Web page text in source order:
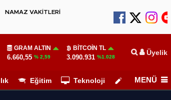
NAMAZ VAKİTLERİ
GRAM ALTIN
6.660,55 % 2,59
BITCOIN TL
3.090.931 %1.028 Üyelik
Eğitim Teknoloji Köşe Yazarları
MENÜ